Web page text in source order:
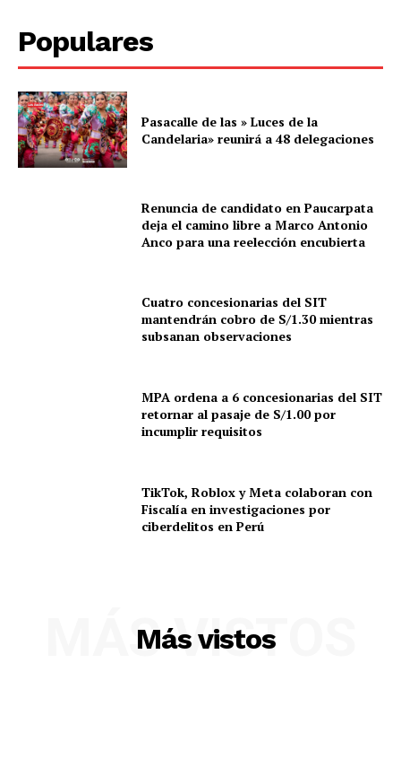
Populares
Pasacalle de las » Luces de la
Candelaria» reunirá a 48 delegaciones
Renuncia de candidato en Paucarpata
deja el camino libre a Marco Antonio
Anco para una reelección encubierta
Cuatro concesionarias del SIT
mantendrán cobro de S/1.30 mientras
subsanan observaciones
MPA ordena a 6 concesionarias del SIT
retornar al pasaje de S/1.00 por
incumplir requisitos
TikTok, Roblox y Meta colaboran con
Fiscalía en investigaciones por
ciberdelitos en Perú
Más vistos
MÁS VISTOS